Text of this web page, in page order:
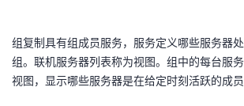
组复制具有组成员服务，服务定义哪些服务器
组。联机服务器列表称为视图。组中的每台服
视图，显示哪些服务器是在给定时刻活跃的成员